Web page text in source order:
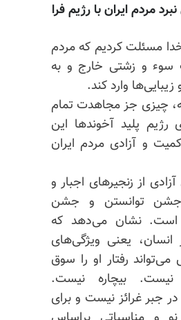
مردم ایران با رژیم فرا
مسئلت کردیم که مردم
سوء و زشتی خارج و به
وارد کند.
چیزی جز مجاهدت تمام‌
رژیم پلید آخوندها این
و آزادی مردم ایران
از زنجیرهای اجبار و
توانستن و جشن
است. نشان می‌دهد که
انسان، یعنی ویژگی‌های
رفتار او را سوق
بیچاره نیست.
جبر غرائز نیست و برای